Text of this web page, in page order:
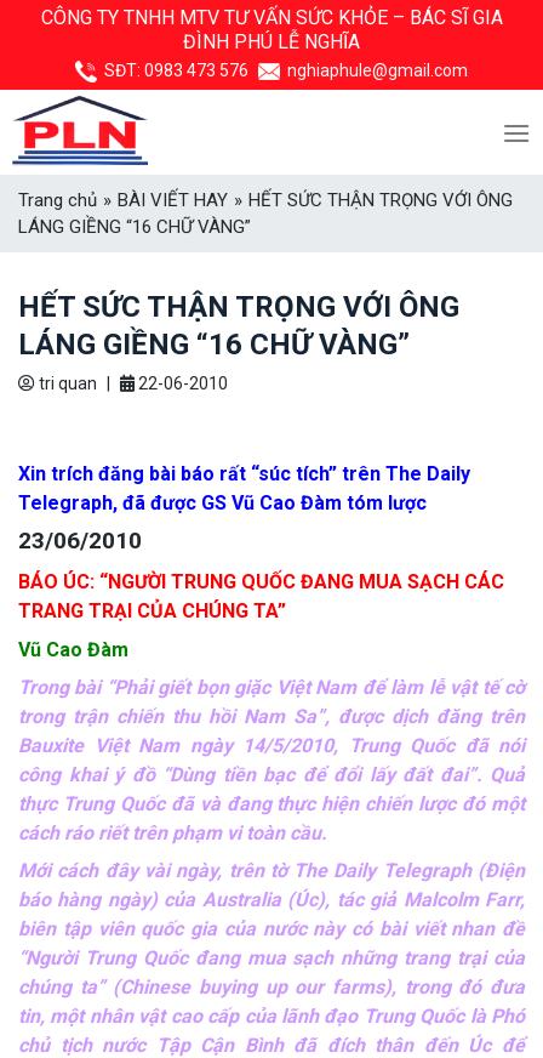
CÔNG TY TNHH MTV TƯ VẤN SỨC KHỎE – BÁC SĨ GIA
ĐÌNH PHÚ LỄ NGHĨA
SĐT: 0983 473 576 nghiaphule@gmail.com
Trang chủ » BÀI VIẾT HAY » HẾT SỨC THẬN TRỌNG VỚI ÔNG
LÁNG GIỀNG “16 CHỮ VÀNG”
HẾT SỨC THẬN TRỌNG VỚI ÔNG
LÁNG GIỀNG “16 CHỮ VÀNG”
tri quan 22-06-2010
Xin trích đăng bài báo rất “súc tích” trên The Daily
Telegraph, đã được GS Vũ Cao Đàm tóm lược
23/06/2010
BÁO ÚC: “NGƯỜI TRUNG QUỐC ĐANG MUA SẠCH CÁC
TRANG TRẠI CỦA CHÚNG TA”
Vũ Cao Đàm
Trong bài “Phải giết bọn giặc Việt Nam để làm lễ vật tế cờ
trong trận chiến thu hồi Nam Sa”, được dịch đăng trên
Bauxite Việt Nam ngày 14/5/2010, Trung Quốc đã nói
công khai ý đồ “Dùng tiền bạc để đổi lấy đất đai”. Quả
thực Trung Quốc đã và đang thực hiện chiến lược đó một
cách ráo riết trên phạm vi toàn cầu.
Mới cách đây vài ngày, trên tờ The Daily Telegraph (Điện
báo hàng ngày) của Australia (Úc), tác giả Malcolm Farr,
biên tập viên quốc gia của nước này có bài viết nhan đề
“Người Trung Quốc đang mua sạch những trang trại của
chúng ta” (Chinese buying up our farms), trong đó đưa
tin, một nhân vật cao cấp của lãnh đạo Trung Quốc là Phó
chủ tịch nước Tập Cận Bình đã đích thân đến Úc để